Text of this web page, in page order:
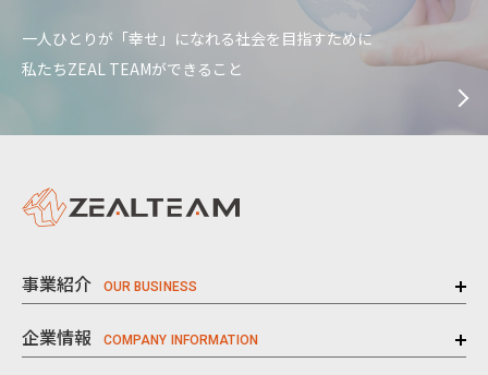
一人ひとりが「幸せ」になれる社会を目指すために
私たちZEAL TEAMができること
事業紹介
企業情報